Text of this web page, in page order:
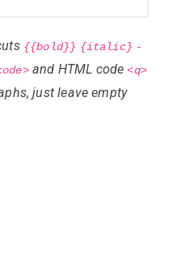
{{bold}} {italic} -
and HTML code<q>
just leave empty